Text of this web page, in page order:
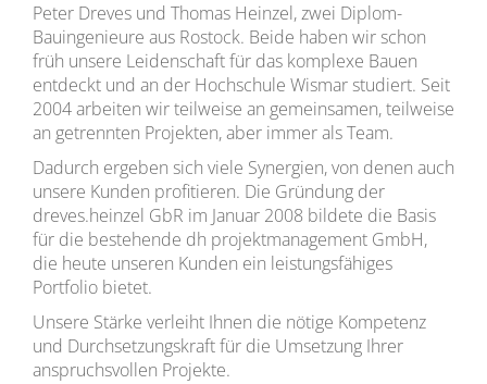
Peter Dreves und Thomas Heinzel, zwei Diplom-
Bauingenieure aus Rostock. Beide haben wir schon
früh unsere Leidenschaft für das komplexe Bauen
entdeckt und an der Hochschule Wismar studiert. Seit
2004 arbeiten wir teilweise an gemeinsamen, teilweise
an getrennten Projekten, aber immer als Team.
Dadurch ergeben sich viele Synergien, von denen auch
unsere Kunden profitieren. Die Gründung der
dreves.heinzel GbR im Januar 2008 bildete die Basis
für die bestehende dh projektmanagement GmbH,
die heute unseren Kunden ein leistungsfähiges
Portfolio bietet.
Unsere Stärke verleiht Ihnen die nötige Kompetenz
und Durchsetzungskraft für die Umsetzung Ihrer
anspruchsvollen Projekte.